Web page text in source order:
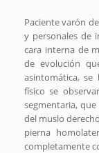
Paciente varón
y personales de
cara interna de
de evolución
asintomática, se
físico se
segmentaria,
del muslo
pierna
completamente